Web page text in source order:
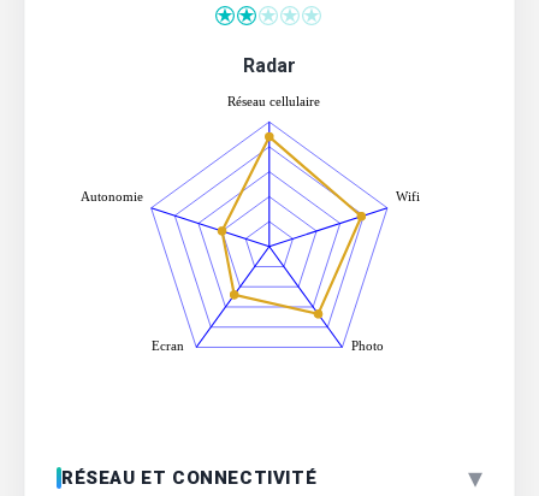
Radar
RÉSEAU ET CONNECTIVITÉ ▾